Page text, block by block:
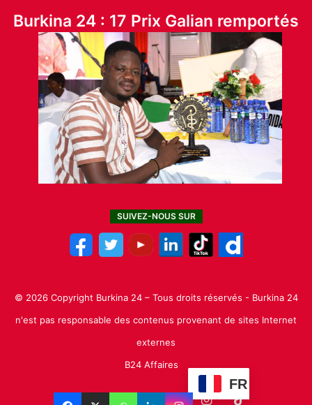
Burkina 24 : 17 Prix Galian remportés
SUIVEZ-NOUS SUR
© 2026 Copyright Burkina 24 – Tous droits réservés - Burkina 24
n'est pas responsable des contenus provenant de sites Internet
externes
B24 Affaires
FR
Facebook LinkedinYouTubeInstagram
TikTok